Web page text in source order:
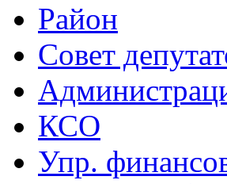
Район
Совет
КСО
Упр.